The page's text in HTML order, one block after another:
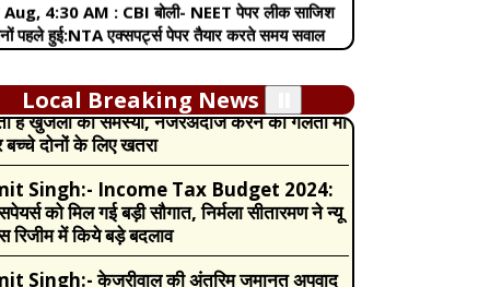
Aug, 1:34 AM : हिमाचल-पूर्व CPS के सरकारी बंगले पर
सख्त:सरकार ने बिना आवेदन आवास रेगुलर किए, कोर्ट
Aug, 9:58 AM :डाबर के '100% प्योर' दावे वाले
पर बैन टला:FSSAI के बिक्री रोकने वाले आदेश पर
का स्टे; डाबर हनी-घी बिकते रहेंगे
Aug, 11:35 PM :संसद में विपक्ष का प्रदर्शन, दोनों
सोमवार तक स्थगित:लोकसभा से MSME संशोधन बिल
कांग्रेस का सभी सांसदों को सदन में रहने का निर्देश
Aug, 9:31 AM :
मैगी विवाद में दुकानदारों पर लगे सभी
Local Breaking News
है खुजली की समस्या, नजरअंदाज करने की गलती मां
दोनों के लिए खतरा
Singh:- Income Tax Budget 2024:
को मिल गई बड़ी सौगात, निर्मला सीतारमण ने न्यू
रिजीम में किये बड़े बदलाव
Singh:- केजरीवाल की अंतरिम जमानत अपवाद
सुप्रीम कोर्ट के फैसले पर सिंघवी ने याद दिलाई शाह